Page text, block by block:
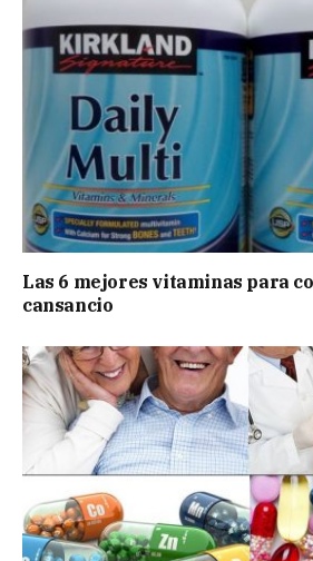
Las 6 mejores vitaminas para
cansancio